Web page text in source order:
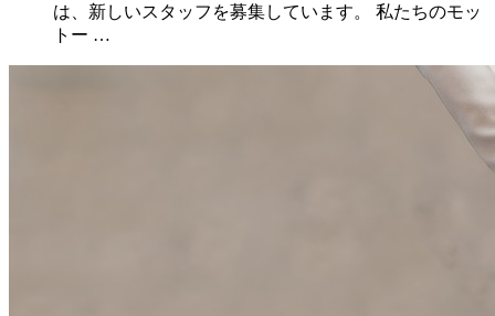
は、新しいスタッフを募集しています。 私たちのモッ
トー …